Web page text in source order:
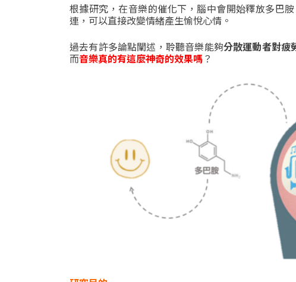
根據研究，在音樂的催化下，腦中會開始釋放多巴
連，可以直接改變情緒產生愉悅心情。
過去有許多論點闡述，聆聽音樂能夠分散運動者對疲
而音樂真的有這麼神奇的效果嗎？